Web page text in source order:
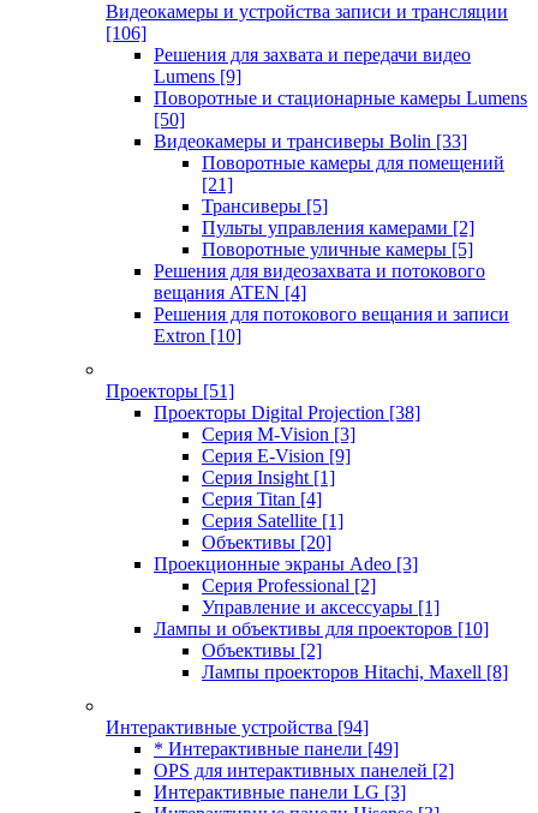
Видеокамеры и устройства записи и трансляции
[106]
Решения для захвата и передачи видео
Lumens [9]
Поворотные и стационарные камеры Lumens
[50]
Видеокамеры и трансиверы Bolin [33]
Поворотные камеры для помещений
[21]
Трансиверы [5]
Пульты управления камерами [2]
Поворотные уличные камеры [5]
Решения для видеозахвата и потокового
вещания ATEN [4]
Решения для потокового вещания и записи
Extron [10]
Проекторы [51]
Проекторы Digital Projection [38]
Серия M-Vision [3]
Серия E-Vision [9]
Серия Insight [1]
Серия Titan [4]
Серия Satellite [1]
Объективы [20]
Проекционные экраны Adeo [3]
Серия Professional [2]
Управление и аксессуары [1]
Лампы и объективы для проекторов [10]
Объективы [2]
Лампы проекторов Hitachi, Maxell [8]
Интерактивные устройства [94]
* Интерактивные панели [49]
OPS для интерактивных панелей [2]
Интерактивные панели LG [3]